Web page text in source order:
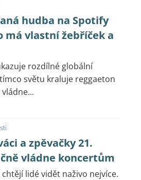
hudba na Spotify
má vlastní žebříček a
rozdílné globální
světu kraluje reggaeton
a zpěvačky 21.
vládne koncertům
lidé vidět naživo nejvíce.